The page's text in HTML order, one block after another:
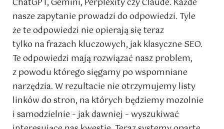
ChatGPT, Gemini, Perplexity czy Claude. Każde
nasze zapytanie prowadzi do odpowiedzi. Tyle
że te odpowiedzi nie opierają się teraz
tylko na frazach kluczowych, jak klasyczne SEO.
Te odpowiedzi mają rozwiązać nasz problem,
z powodu którego sięgamy po wspomniane
narzędzia. W rezultacie nie otrzymujemy listy
linków do stron, na których będziemy mozolnie
i samodzielnie – jak dawniej – wyszukiwać